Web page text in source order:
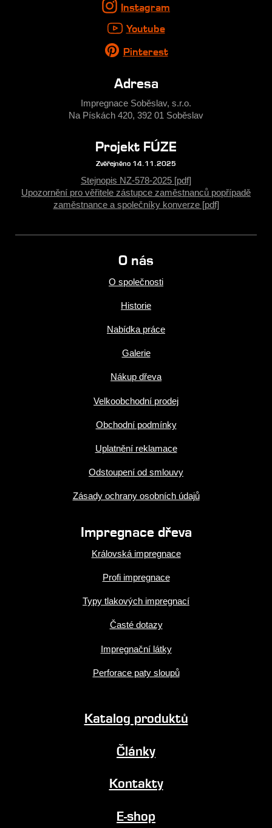
Instagram
Youtube
Pinterest
Adresa
Impregnace Soběslav, s.r.o.
Na Pískách 420, 392 01 Soběslav
Projekt FÚZE
Zvěřejněno 14.11.2025
Stejnopis NZ-578-2025 [pdf]
Upozornění pro věřitele zástupce zaměstnanců popřípadě
zaměstnance a společníky konverze [pdf]
O nás
O společnosti
Historie
Nabídka práce
Galerie
Nákup dřeva
Velkoobchodní prodej
Obchodní podmínky
Uplatnění reklamace
Odstoupení od smlouvy
Zásady ochrany osobních údajů
Impregnace dřeva
Královská impregnace
Profi impregnace
Typy tlakových impregnací
Časté dotazy
Impregnační látky
Perforace paty sloupů
Katalog produktů
Články
Kontakty
E-shop